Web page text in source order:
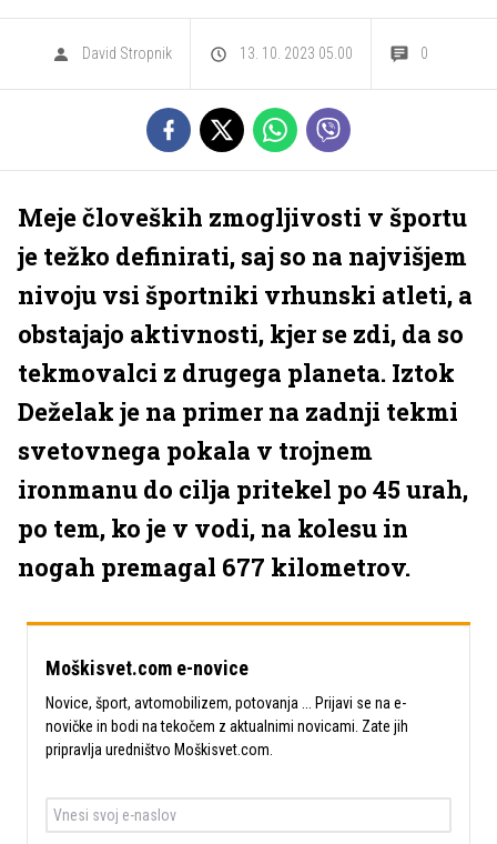
David Stropnik 13. 10. 2023 05.00 0
Meje človeških zmogljivosti v športu
je težko definirati, saj so na najvišjem
nivoju vsi športniki vrhunski atleti, a
obstajajo aktivnosti, kjer se zdi, da so
tekmovalci z drugega planeta. Iztok
Deželak je na primer na zadnji tekmi
svetovnega pokala v trojnem
ironmanu do cilja pritekel po 45 urah,
po tem, ko je v vodi, na kolesu in
nogah premagal 677 kilometrov.
Moškisvet.com e-novice
Novice, šport, avtomobilizem, potovanja ... Prijavi se na e-
novičke in bodi na tekočem z aktualnimi novicami. Zate jih
pripravlja uredništvo Moškisvet.com.